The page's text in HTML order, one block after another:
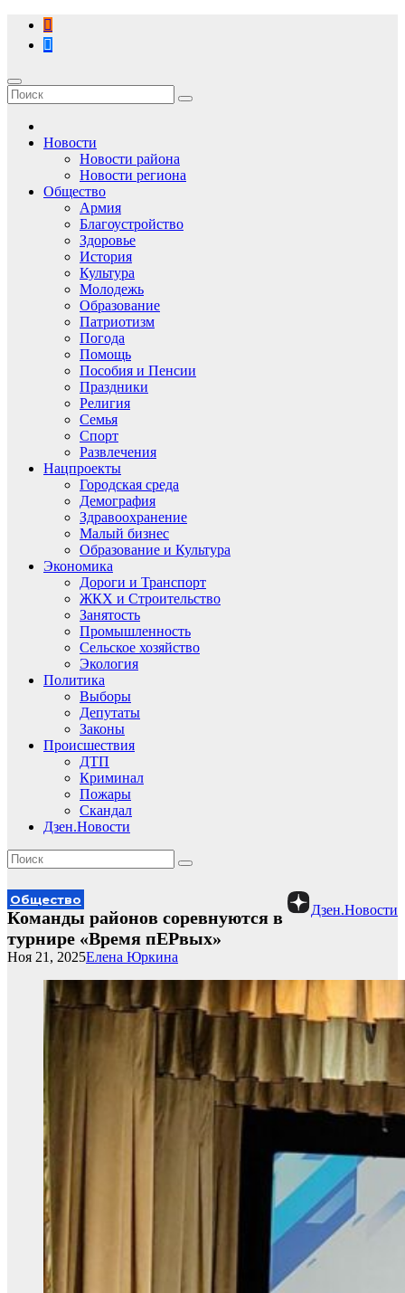
Перейти
содержимому
Новости
Новости района
Новости региона
Общество
Армия
Благоустройство
Здоровье
История
Культура
Молодежь
Образование
Патриотизм
Погода
Помощь
Пособия и Пенсии
Праздники
Религия
Семья
Спорт
Развлечения
Нацпроекты
Городская среда
Демография
Здравоохранение
Малый бизнес
Образование и Культура
Экономика
Дороги и Транспорт
ЖКХ и Строительство
Занятость
Промышленность
Сельское хозяйство
Экология
Политика
Выборы
Депутаты
Законы
Происшествия
ДТП
Криминал
Пожары
Скандал
Дзен.Новости
Дзен.Новости
Общество
Команды районов соревнуются в
турнире «Время пЕРвых»
Елена Юркина
Ноя 21, 2025